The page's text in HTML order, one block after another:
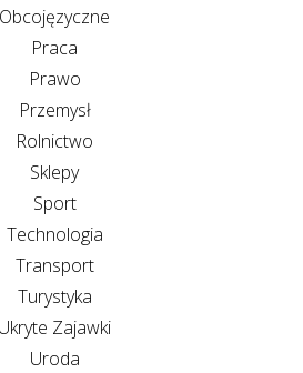
Obcojęzyczne
Praca
Prawo
Przemysł
Rolnictwo
Sklepy
Sport
Technologia
Transport
Turystyka
Ukryte Zajawki
Uroda